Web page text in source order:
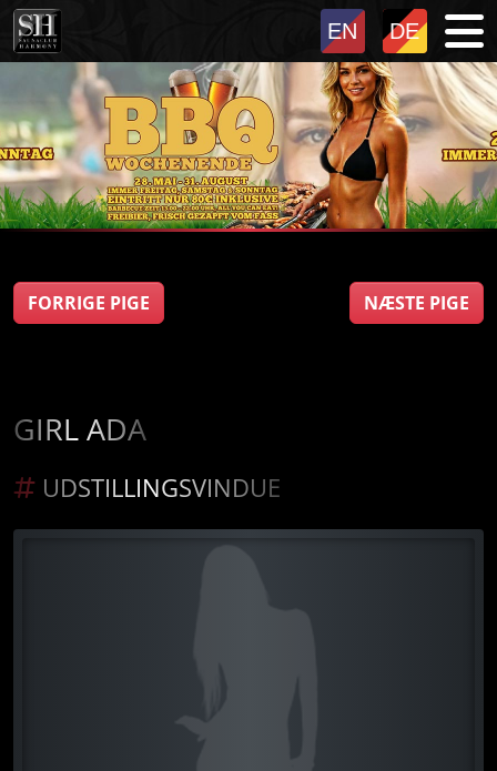
FORRIGE PIGE NÆSTE PIGE
GIRL ADA
UDSTILLINGSVINDUE